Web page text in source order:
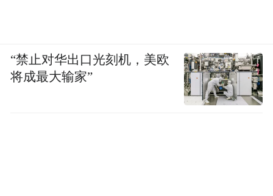
“禁止对华出口光刻机，美欧
将成最大输家”